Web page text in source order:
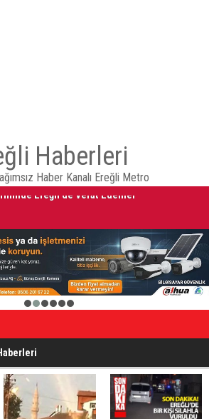
Haberleri
Haber Kanalı Ereğli Metro
HAYIRLI OLSUN ZİYARETİ
2 3 4 5 6